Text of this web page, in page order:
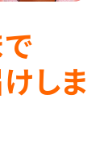
で
しま